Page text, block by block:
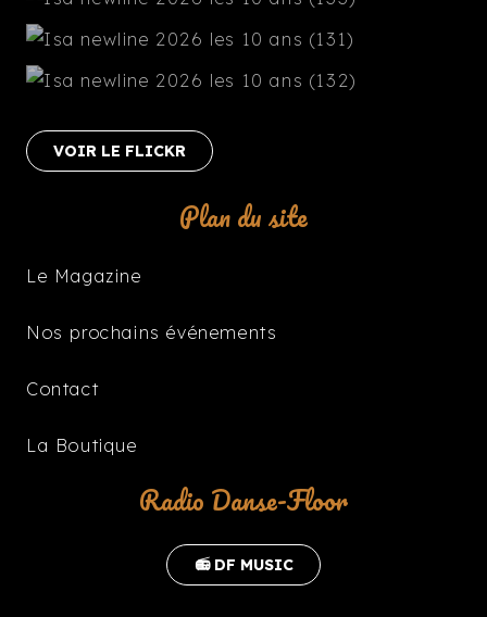
VOIR LE FLICKR
Plan du site
Le Magazine
Nos prochains événements
Contact
La Boutique
Radio Danse-Floor
📻 DF MUSIC